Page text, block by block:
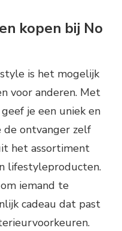
kopen bij No
is het mogelijk
voor anderen. Met
je een uniek en
de ontvanger zelf
het assortiment
lifestyleproducten.
iemand te
cadeau dat past